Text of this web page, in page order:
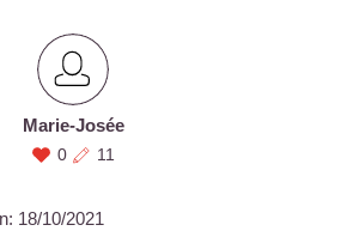
Marie-Josée
0 11
18/10/2021